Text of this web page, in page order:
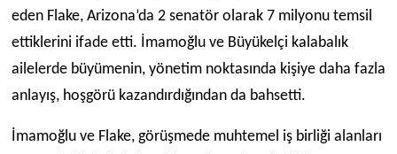
eden Flake, Arizona’da 2 senatör olarak 7 milyonu temsil
ettiklerini ifade etti. İmamoğlu ve Büyükelçi kalabalık
ailelerde büyümenin, yönetim noktasında kişiye daha fazla
anlayış, hoşgörü kazandırdığından da bahsetti.
İmamoğlu ve Flake, görüşmede muhtemel iş birliği alanları